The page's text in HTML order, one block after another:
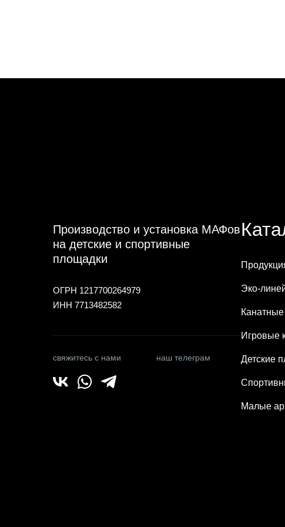
Производство и установка МАФов
на детские и спортивные
площадки
ОГРН 1217700264979
ИНН 7713482582
свяжитесь с нами наш телеграм
Эко-
Канатные
Игровые
Детские
Малые